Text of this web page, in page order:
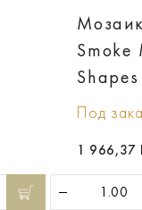
Smoke
Shapes
Под
1 966,37